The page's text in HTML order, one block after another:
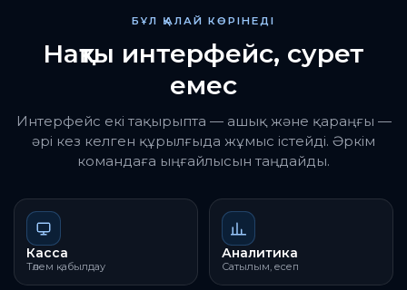
Нақты интерфейс, сурет
емес
Интерфейс екі тақырыпта — ашық және қараңғы —
әрі кез келген құрылғыда жұмыс істейді. Әркім
Касса
Төлем қабылдау
Аналитика
Сатылым, есеп